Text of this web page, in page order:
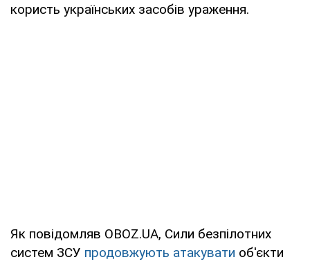
користь українських засобів ураження.
Як повідомляв OBOZ.UA, Сили безпілотних
систем ЗСУ продовжують атакувати об'єкти